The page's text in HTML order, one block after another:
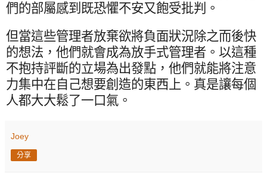
們的部屬感到既恐懼不安又飽受批判。
但當這些管理者放棄欲將負面狀況除之而後快
的想法，他們就會成為放手式管理者。以這種
不抱持評斷的立場為出發點，他們就能將注意
力集中在自己想要創造的東西上。真是讓每個
人都大大鬆了一口氣。
Joey
分享